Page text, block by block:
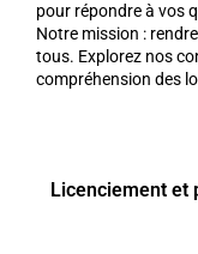
pour répondre à vos
Notre mission :
tous. Explorez nos
compréhension des
Licenciement et